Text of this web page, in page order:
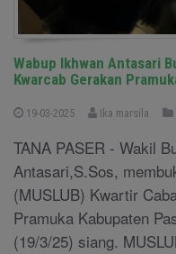
Wabup Ikhwan Antasari
Kwarcab Gerakan
19-03-2025 Ika marsila
TANA PASER - Wakil
Antasari,S.Sos,
(MUSLUB) Kwartir
Pramuka Kabupaten
(19/3/25) siang.